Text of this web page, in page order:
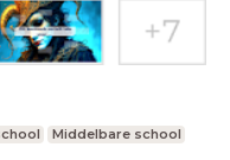
Middelbare school